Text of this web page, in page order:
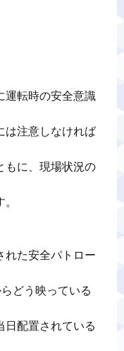
運転時の安全意識
は注意しなければ
もに、現場状況の
れた安全パトロー
どう映っている
日配置されている